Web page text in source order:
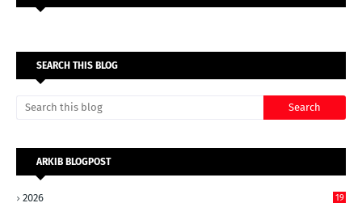
SEARCH THIS BLOG
ARKIB BLOGPOST
2026 19